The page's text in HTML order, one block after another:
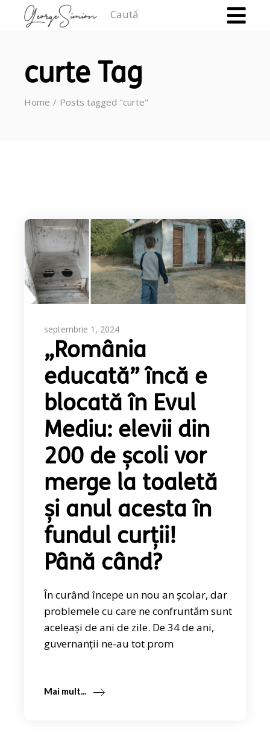
curte Tag
Home Posts tagged "curte"
septembrie 1, 2024
„România
educată” încă e
blocată în Evul
Mediu: elevii din
200 de școli vor
merge la toaletă
și anul acesta în
fundul curții!
Până când?
În curând începe un nou an școlar, dar
problemele cu care ne confruntăm sunt
aceleași de ani de zile. De 34 de ani,
guvernanții ne-au tot prom
Mai mult...